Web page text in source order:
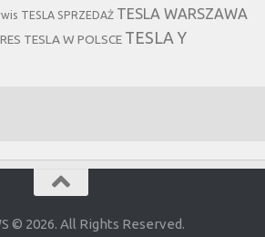
TESLA SPRZEDAŻ TESLA WARSZAWA
TESLA W POLSCE TESLA Y
© 2026. All Rights Reserved.